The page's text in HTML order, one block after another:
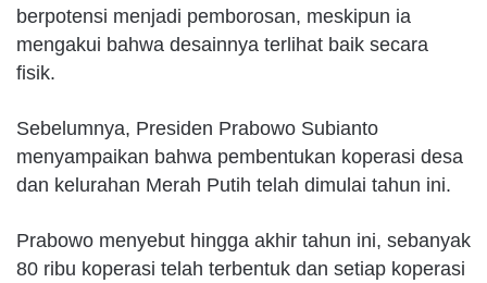
berpotensi menjadi pemborosan, meskipun ia
mengakui bahwa desainnya terlihat baik secara
fisik.
Sebelumnya, Presiden Prabowo Subianto
menyampaikan bahwa pembentukan koperasi desa
dan kelurahan Merah Putih telah dimulai tahun ini.
Prabowo menyebut hingga akhir tahun ini, sebanyak
80 ribu koperasi telah terbentuk dan setiap koperasi